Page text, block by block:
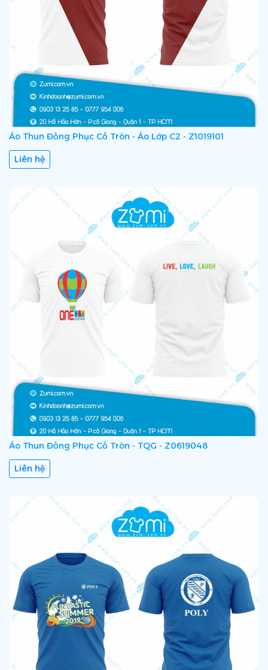
Áo Thun Đồng Phục Cổ Tròn - Áo Lớp C2 - Z1019101
Liên hệ
Áo Thun Đồng Phục Cổ Tròn - TQG - Z0619048
Liên hệ